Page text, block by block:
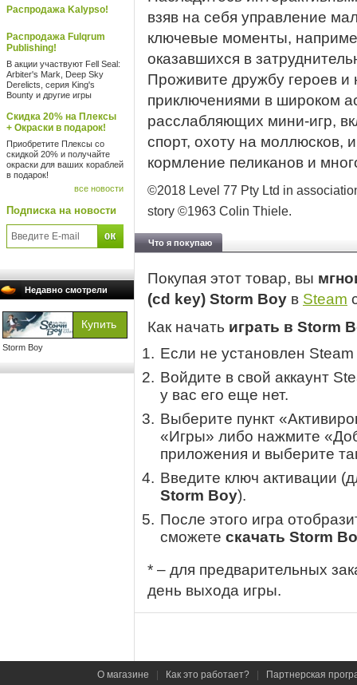
Распродажа Kalypso!
Распродажа Fulqrum
Publishing!
В акции участвуют Fell Seal:
Arbiter's Mark, Deep Sky
Derelicts, серия King's
Bounty и другие игры
Скидка 20% на Плексы
+ Окраски в подарок!
Приобретите Плексы со
скидкой 20% и получайте
окраски для ваших кораблей
в подарок!
все новости
Подписка на новости
Недавно смотрели
Storm Boy
взяв на себя управление
ключевые моменты,
оказавшихся в
Проживите дружбу героев и
приключениями в широком
расслабляющих мини-игр,
спорт, охоту на моллюсков,
кормление пеликанов и
©2018 Level 77 Pty Ltd in
story ©1963 Colin Thiele.
Что я покупаю
Покупая этот товар, вы
(cd key) Storm Boy в Steam
Как начать играть в Storm
Если не установлен
Войдите в свой аккаунт
у вас его еще нет.
Выберите пункт
«Игры» либо нажмите
приложения и выберите
Введите ключ активации
Storm Boy).
После этого игра
сможете скачать Storm
* – для предварительных
день выхода игры.
О магазине Как это работает? Партнерская